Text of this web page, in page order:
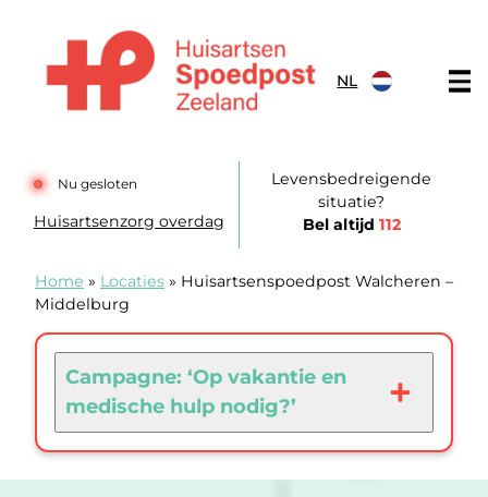
NL
Nu gesloten
Huisartsenzorg overdag
Levensbedreigende
situatie?
Bel altijd 112
Home » Locaties » Huisartsenspoedpost Walcheren –
Middelburg
Campagne: ‘Op vakantie en
medische hulp nodig?’